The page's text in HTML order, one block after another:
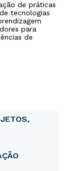
de práticas
tecnologias
para
de